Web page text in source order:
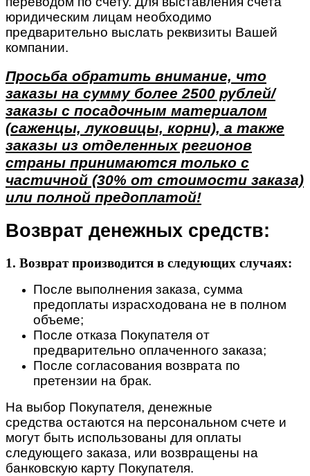
юридическим лицам необходимо
предварительно выслать реквизиты Вашей
компании.
Просьба обратить внимание, что
заказы на сумму более 2500 рублей/
заказы с посадочным материалом
(саженцы, луковицы, корни), а также
заказы из отделенных регионов
страны принимаются только с
частичной (30% от стоимости заказа)
или полной предоплатой!
Возврат денежных средств:
1. Возврат производится в следующих случаях:
После выполнения заказа, сумма
предоплаты израсходована не в полном
объеме;
После отказа Покупателя от
предварительно оплаченного заказа;
После согласования возврата по
претензии на брак.
На выбор Покупателя, денежные
средства остаются на персональном счете и
могут быть использованы для оплаты
следующего заказа, или возвращены на
банковскую карту Покупателя.